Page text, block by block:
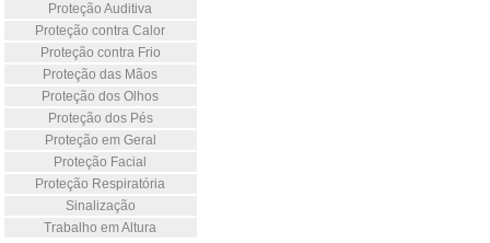
Proteção Auditiva
Proteção contra Calor
Proteção contra Frio
Proteção das Mãos
Proteção dos Olhos
Proteção dos Pés
Proteção em Geral
Proteção Facial
Proteção Respiratória
Sinalização
Trabalho em Altura